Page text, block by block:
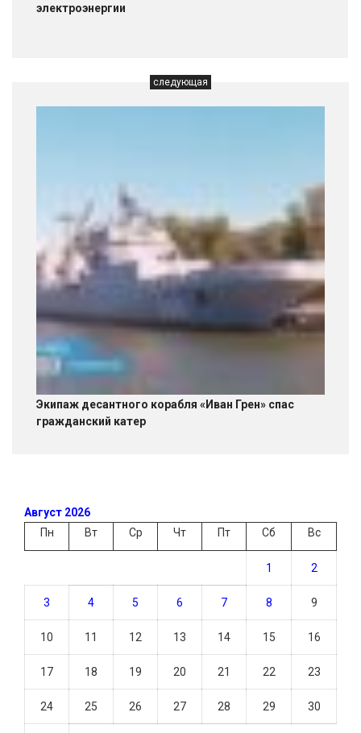
электроэнергии
следующая
Экипаж десантного корабля «Иван Грен» спас
гражданский катер
Август 2026
Пн
Вт Ср Чт Пт Сб Вс
1 2
3 4 5 6 7 8 9
10 11 12 13 14 15 16
17 18 19 20 21 22 23
24 25 26 27 28 29 30